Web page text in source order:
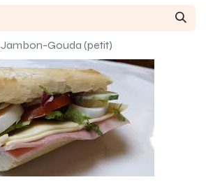
Jambon-Gouda (petit)